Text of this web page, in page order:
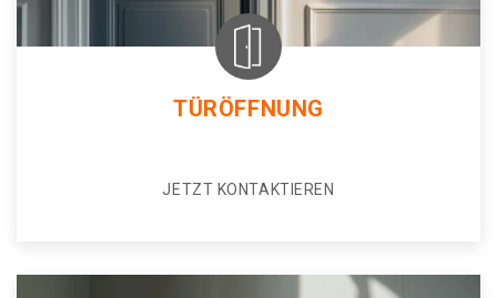
TÜRÖFFNUNG
JETZT KONTAKTIEREN